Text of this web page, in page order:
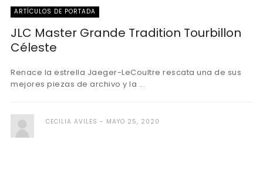
ARTÍCULOS DE PORTADA
JLC Master Grande Tradition Tourbillon
Céleste
Renace la estrella Jaeger-LeCoultre rescata una de sus
mejores piezas de archivo y la ...
CECILIA AVILES MAYO 25, 2020